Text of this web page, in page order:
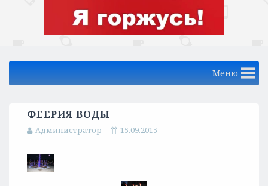
Меню
ФЕЕРИЯ ВОДЫ
Администратор 15.09.2015